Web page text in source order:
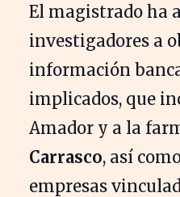
El magistrado ha
investigadores a
información
implicados, que
Amador y a la
Carrasco, así
empresas